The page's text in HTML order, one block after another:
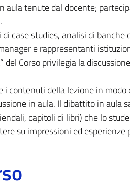
aula tenute dal docente;
case studies, analisi di banche
e rappresentanti
Corso privilegia la
contenuti della lezione in
in aula. Il dibattito in aula
capitoli di libri) che lo
su impressioni ed esperienze